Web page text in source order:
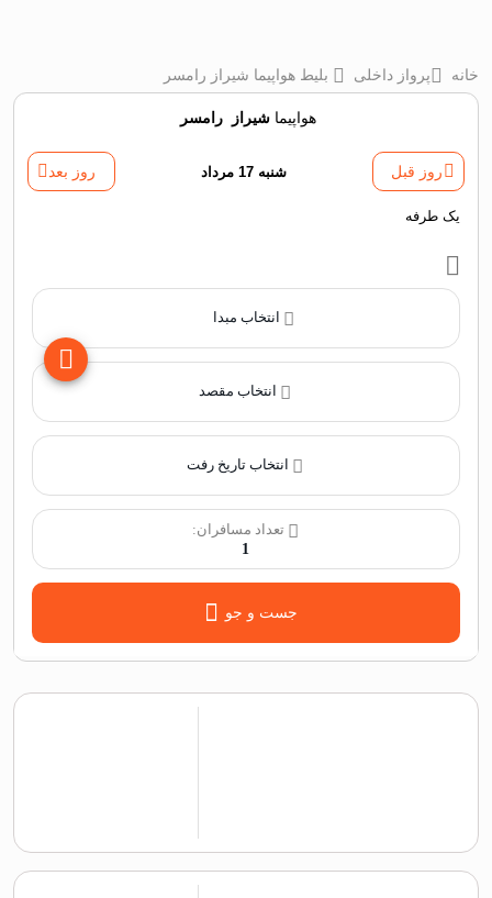
خانه پرواز داخلی بلیط هواپیما شیراز رامسر
هواپیما شیراز رامسر
روز قبل شنبه 17 مرداد روز بعد
یک طرفه
انتخاب مبدا
انتخاب مقصد
تعداد مسافران:
1
جست و جو